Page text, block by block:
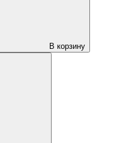
В корзину